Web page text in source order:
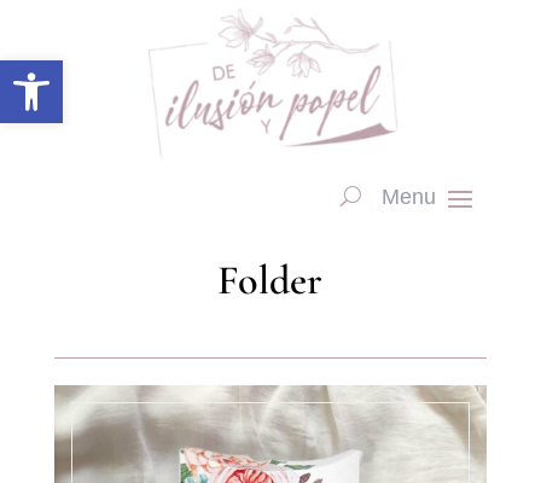
Abrir barra de herramientas
Folder